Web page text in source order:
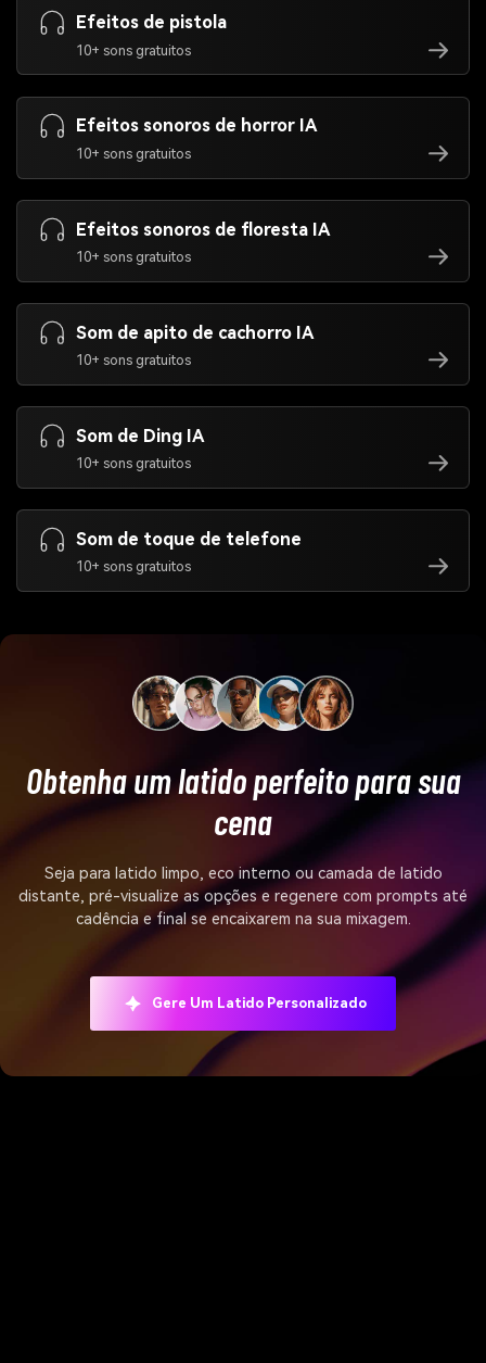
Efeitos de pistola
10+ sons gratuitos
Efeitos sonoros de horror IA
10+ sons gratuitos
Efeitos sonoros de floresta IA
10+ sons gratuitos
Som de apito de cachorro IA
10+ sons gratuitos
Som de Ding IA
10+ sons gratuitos
Som de toque de telefone
10+ sons gratuitos
Obtenha um latido perfeito para sua
cena
Seja para latido limpo, eco interno ou camada de latido
distante, pré-visualize as opções e regenere com prompts até
cadência e final se encaixarem na sua mixagem.
Gere Um Latido Personalizado